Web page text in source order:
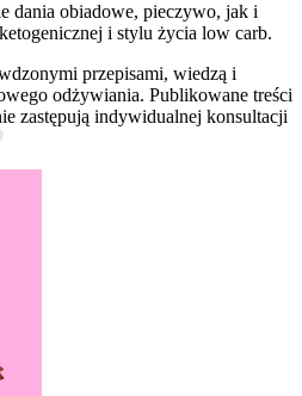
dania obiadowe, pieczywo, jak i
i stylu życia low carb.
przepisami, wiedzą i
odżywiania. Publikowane treści
zastępują indywidualnej konsultacji